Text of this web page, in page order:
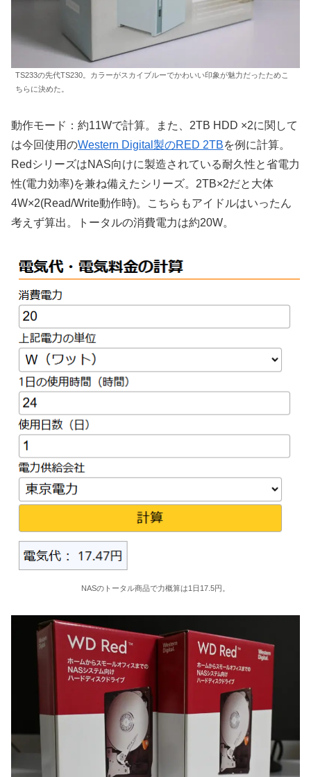
TS233の先代TS230。カラーがスカイブルーでかわいい印象が魅力だったためこ
ちらに決めた。
動作モード：約11Wで計算。また、2TB HDD ×2に関して
は今回使用のWestern Digital製のRED 2TBを例に計算。
RedシリーズはNAS向けに製造されている耐久性と省電力
性(電力効率)を兼ね備えたシリーズ。2TB×2だと大体
4W×2(Read/Write動作時)。こちらもアイドルはいったん
考えず算出。トータルの消費電力は約20W。
NASのトータル商品で力概算は1日17.5円。